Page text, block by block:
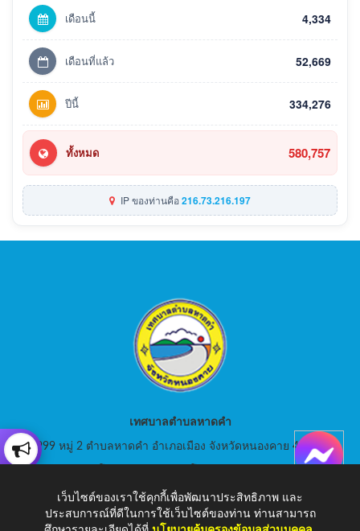
เดือนนี้ 4,334
เดือนที่แล้ว 52,669
ปีนี้ 334,276
ทั้งหมด 580,757
IP ของท่านคือ216.73.216.197
เทศบาลตำบลหาดคำ
999 หมู่ 2 ตำบลหาดคำ อำเภอเมือง จังหวัดหนองคาย 43000
E-Mail: saraban_05430105@dla.go.th
เว็บไซต์ของเราใช้คุกกี้เพื่อพัฒนาประสิทธิภาพ และ
ประสบการณ์ที่ดีในการใช้เว็บไซต์ของท่าน ท่านสามารถ